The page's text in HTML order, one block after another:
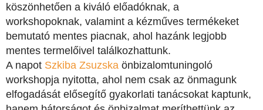
köszönhetően a kiváló előadóknak, a
workshopoknak, valamint a kézműves termékeket
bemutató mentes piacnak, ahol hazánk legjobb
mentes termelőivel találkozhattunk.
A napot Szkiba Zsuzska önbizalomtuningoló
workshopja nyitotta, ahol nem csak az önmagunk
elfogadását elősegítő gyakorlati tanácsokat kaptunk,